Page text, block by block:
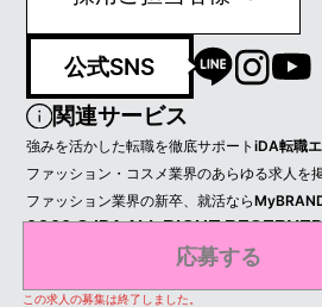
応募する
この求人の募集は終了しました。
公式SNS
関連サービス
強みを活かした転職を徹底サポートiDA転職
ファッション・コスメ業界のあらゆる求人を
ファッション業界の新卒、就活なら
2022 © IDA ALL RIGHT
プライバシーポリシー会員規約